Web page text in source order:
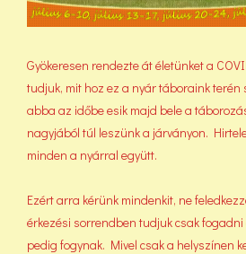
Gyökeresen rendezte át életünket a
tudjuk, mit hoz ez a nyár táboraink terén
abba az időbe esik majd bele a
nagyjából túl leszünk a járványon.
minden a nyárral együtt.
Ezért arra kérünk mindenkit, ne
érkezési sorrendben tudjuk csak fogadni
pedig fogynak. Mivel csak a helyszínen